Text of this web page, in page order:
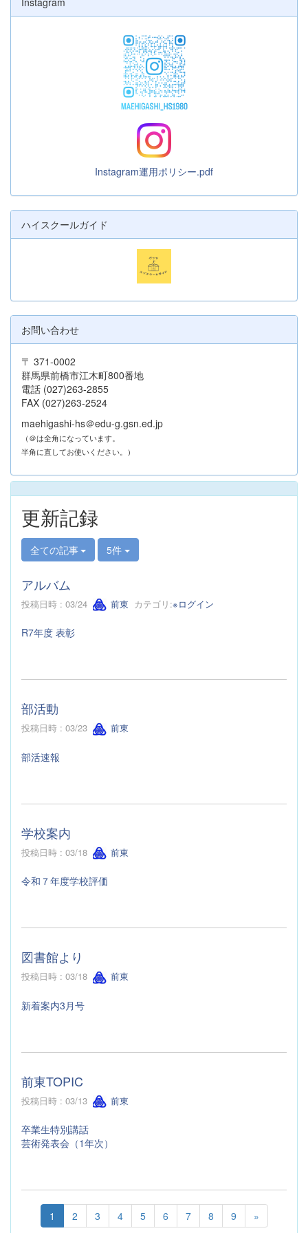
Instagram運用ポリシー.pdf
ハイスクールガイド
お問い合わせ
〒 371-0002
群馬県前橋市江木町800番地
電話 (027)263-2855
FAX (027)263-2524
maehigashi-hs＠edu-g.gsn.ed.jp
（＠は全角になっています。
半角に直してお使いください。）
更新記録
全ての記事 5件
アルバム
投稿日時 : 03/24 前東 カテゴリ:※ログイン
R7年度 表彰
部活動
投稿日時 : 03/23 前東
部活速報
学校案内
投稿日時 : 03/18 前東
令和７年度学校評価
図書館より
投稿日時 : 03/18 前東
新着案内3月号
前東TOPIC
投稿日時 : 03/13 前東
卒業生特別講話
芸術発表会（1年次）
1 2 3 4 5 6 7 8 9 »